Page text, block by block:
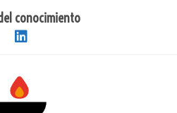
conocimiento